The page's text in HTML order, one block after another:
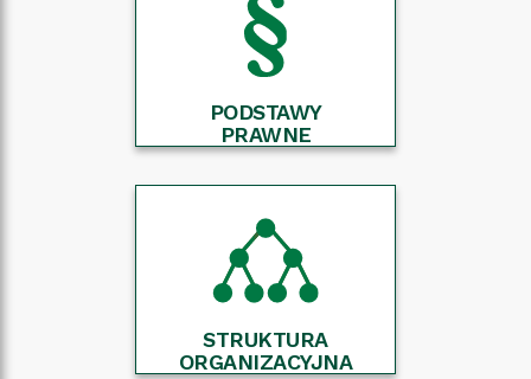
PODSTAWY
PRAWNE
STRUKTURA
ORGANIZACYJNA